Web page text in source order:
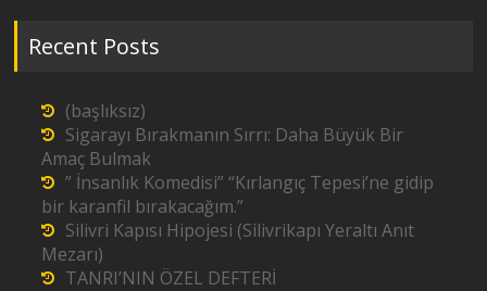
Recent Posts
(başlıksız)
Sigarayı Bırakmanın Sırrı: Daha Büyük Bir
Amaç Bulmak
” İnsanlık Komedisi” “Kırlangıç Tepesi’ne gidip
bir karanfil bırakacağım.”
Silivri Kapısı Hipojesi (Silivrikapı Yeraltı Anıt
Mezarı)
TANRI’NIN ÖZEL DEFTERİ